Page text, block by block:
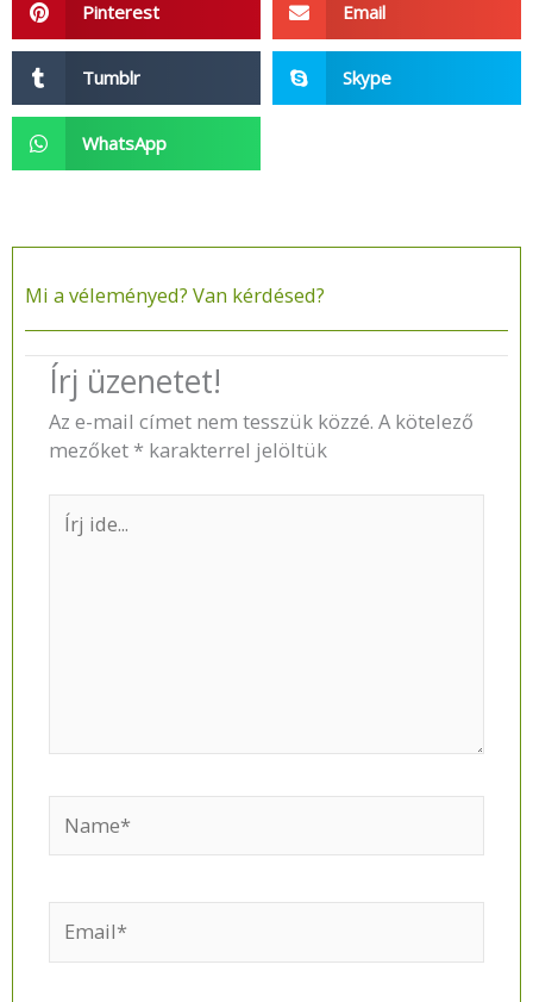
Pinterest Email
Tumblr Skype
WhatsApp
Mi a véleményed? Van kérdésed?​
Írj üzenetet!
Az e-mail címet nem tesszük közzé. A kötelező
mezőket * karakterrel jelöltük
ide...